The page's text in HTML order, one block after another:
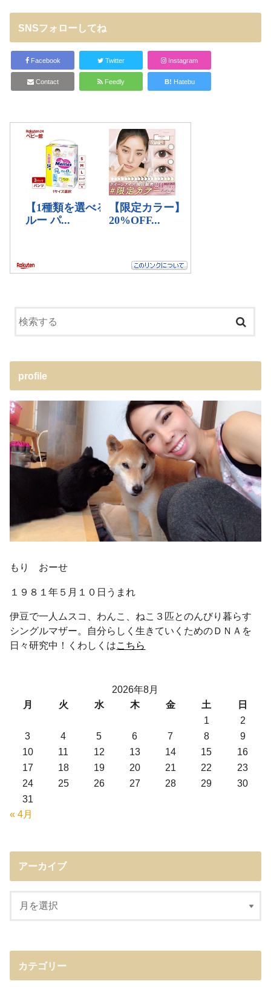
SNSフォローしてね
Facebook Twitter Instagram
Contact Feedly B! Hatebu
profile
もり おーせ
１９８１年５月１０日うまれ
伊豆で一人ムスコ、わんこ、ねこ３匹とのんびり暮らす
シングルマザー。自分らしく生きていくためのＤＮＡを
日々研究中！くわしくはこちら
2026年8月
月
火 水 木 金 土
日
1
2
3
4 5 6 7 8
9
10
11 12 13 14 15
16
17
18 19 20 21 22
23
24
25 26 27 28 29
30
31
« 4月
アーカイブ
カテゴリー